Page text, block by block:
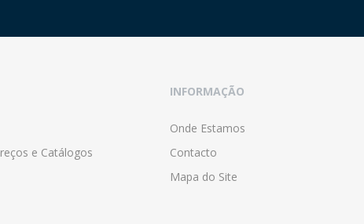
e Catálogos
INFORMAÇÃO
Onde Estamos
Contacto
Mapa do Site